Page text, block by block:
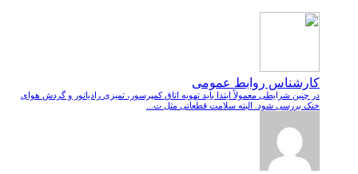
کارشناس روابط عمومی
در چنین شرایطی معمولاً ابتدا باید تهویه اتاق کمپرسور، تمیزی رادیاتور و گردش هوای
خنک بررسی شود. البته سلامت قطعاتی مثل ت...